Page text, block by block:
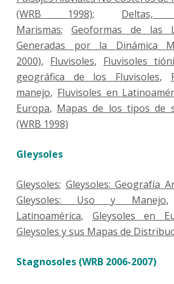
(WRB 1998);
Marismas; Geoformas de las
Generadas por la Dinámica
2000), Fluvisoles, Fluvisoles
geográfica de los Fluvisoles,
manejo, Fluvisoles en
Europa, Mapas de los tipos de
(WRB 1998)
Gleysoles
Gleysoles; Gleysoles: Geografía
Gleysoles: Uso y Manejo
Latinoamérica, Gleysoles en
Gleysoles y sus Mapas de
Stagnosoles (WRB 2006-2007)